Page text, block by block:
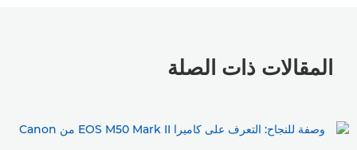
المقالات ذات الصلة